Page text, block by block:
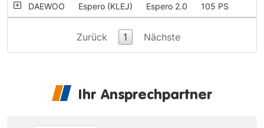
DAEWOO Espero (KLEJ) Espero 2.0 105 PS
Zurück 1 Nächste
Ihr Ansprechpartner